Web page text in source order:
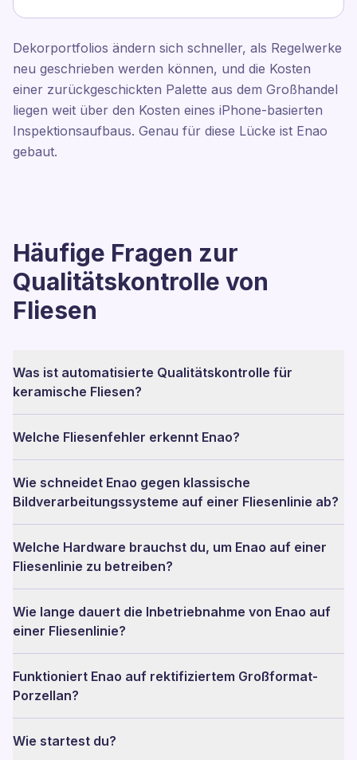
Dekorportfolios ändern sich schneller, als Regelwerke
neu geschrieben werden können, und die Kosten
einer zurückgeschickten Palette aus dem Großhandel
liegen weit über den Kosten eines iPhone-basierten
Inspektionsaufbaus. Genau für diese Lücke ist Enao
gebaut.
Häufige Fragen zur
Qualitätskontrolle von
Fliesen
Was ist automatisierte Qualitätskontrolle für
keramische Fliesen?
Welche Fliesenfehler erkennt Enao?
Wie schneidet Enao gegen klassische
Bildverarbeitungssysteme auf einer Fliesenlinie ab?
Welche Hardware brauchst du, um Enao auf einer
Fliesenlinie zu betreiben?
Wie lange dauert die Inbetriebnahme von Enao auf
einer Fliesenlinie?
Funktioniert Enao auf rektifiziertem Großformat-
Porzellan?
Wie startest du?